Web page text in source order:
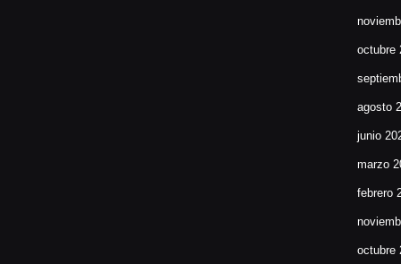
octubre
agosto
junio
marzo
febrero
octubre